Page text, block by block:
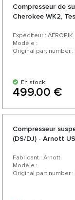
Compresseur de
Cherokee WK2,
Expéditeur : AEROPIK
Modèle :
Original part number
En stock
499.00 €
Compresseur
(DS/DJ) - Arnott
Fabricant : Arnott
Modèle :
Original part number :